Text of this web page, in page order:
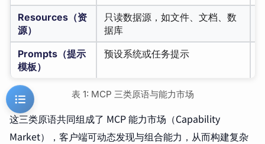
Resources（资
源）
只读数据源，如文件、文档、数
据库
Prompts（提示
模板）
预设系统或任务提示
表 1: MCP 三类原语与能力市场
这三类原语共同组成了 MCP 能力市场（Capability
Market），客户端可动态发现与组合能力，从而构建复杂